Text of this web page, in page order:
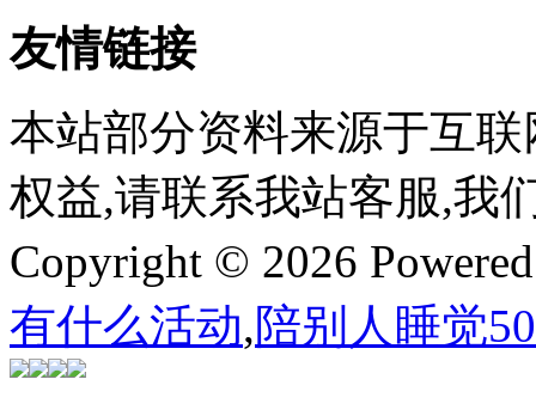
友情链接
本站部分资料来源于互
权益,请联系我站客服,我
Copyright © 2026
有什么活动,陪别人睡觉